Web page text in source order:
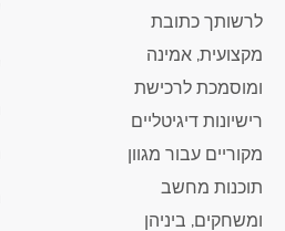
לרשותך כתובת
מקצועית, אמינה
ומוסמכת לרכישת
רישיונות דיגיטליים
מקוריים עבור מגוון
תוכנות מחשב
ומשחקים, ביניהן